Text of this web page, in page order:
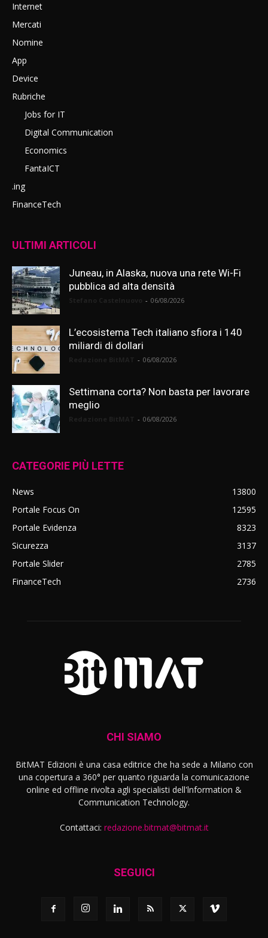
Internet
Mercati
Nomine
App
Device
Rubriche
Jobs for IT
Digital Communication
Economics
FantaICT
.ing
FinanceTech
ULTIMI ARTICOLI
Juneau, in Alaska, nuova una rete Wi-Fi
pubblica ad alta densità
- 06/08/2026
L’ecosistema Tech italiano sfiora i 140
miliardi di dollari
- 06/08/2026
Settimana corta? Non basta per lavorare
meglio
- 06/08/2026
CATEGORIE PIÙ LETTE
News
13800
Portale Focus On
12595
Portale Evidenza
8323
Sicurezza
3137
Portale Slider
2785
FinanceTech
2736
CHI SIAMO
BitMAT Edizioni è una casa editrice che ha sede a Milano con
una copertura a 360° per quanto riguarda la comunicazione
online ed offline rivolta agli specialisti dell'lnformation &
Communication Technology.
Contattaci: redazione.bitmat@bitmat.it
SEGUICI